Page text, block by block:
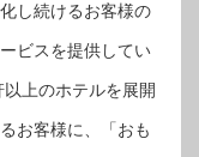
し続けるお客様の
ビスを提供してい
上のホテルを展開
お客様に、「おも